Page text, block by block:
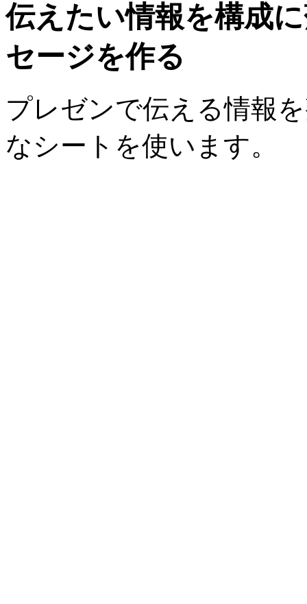
伝えたい情報を構成
セージを作る
プレゼンで伝える情報
なシートを使います。